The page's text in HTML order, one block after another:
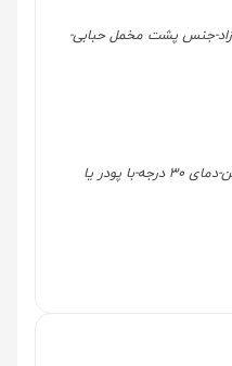
جنس پشت مخمل حبابی-
قابل شست و شو با دست و ماشین-دمای 30 درجه-با پودر یا